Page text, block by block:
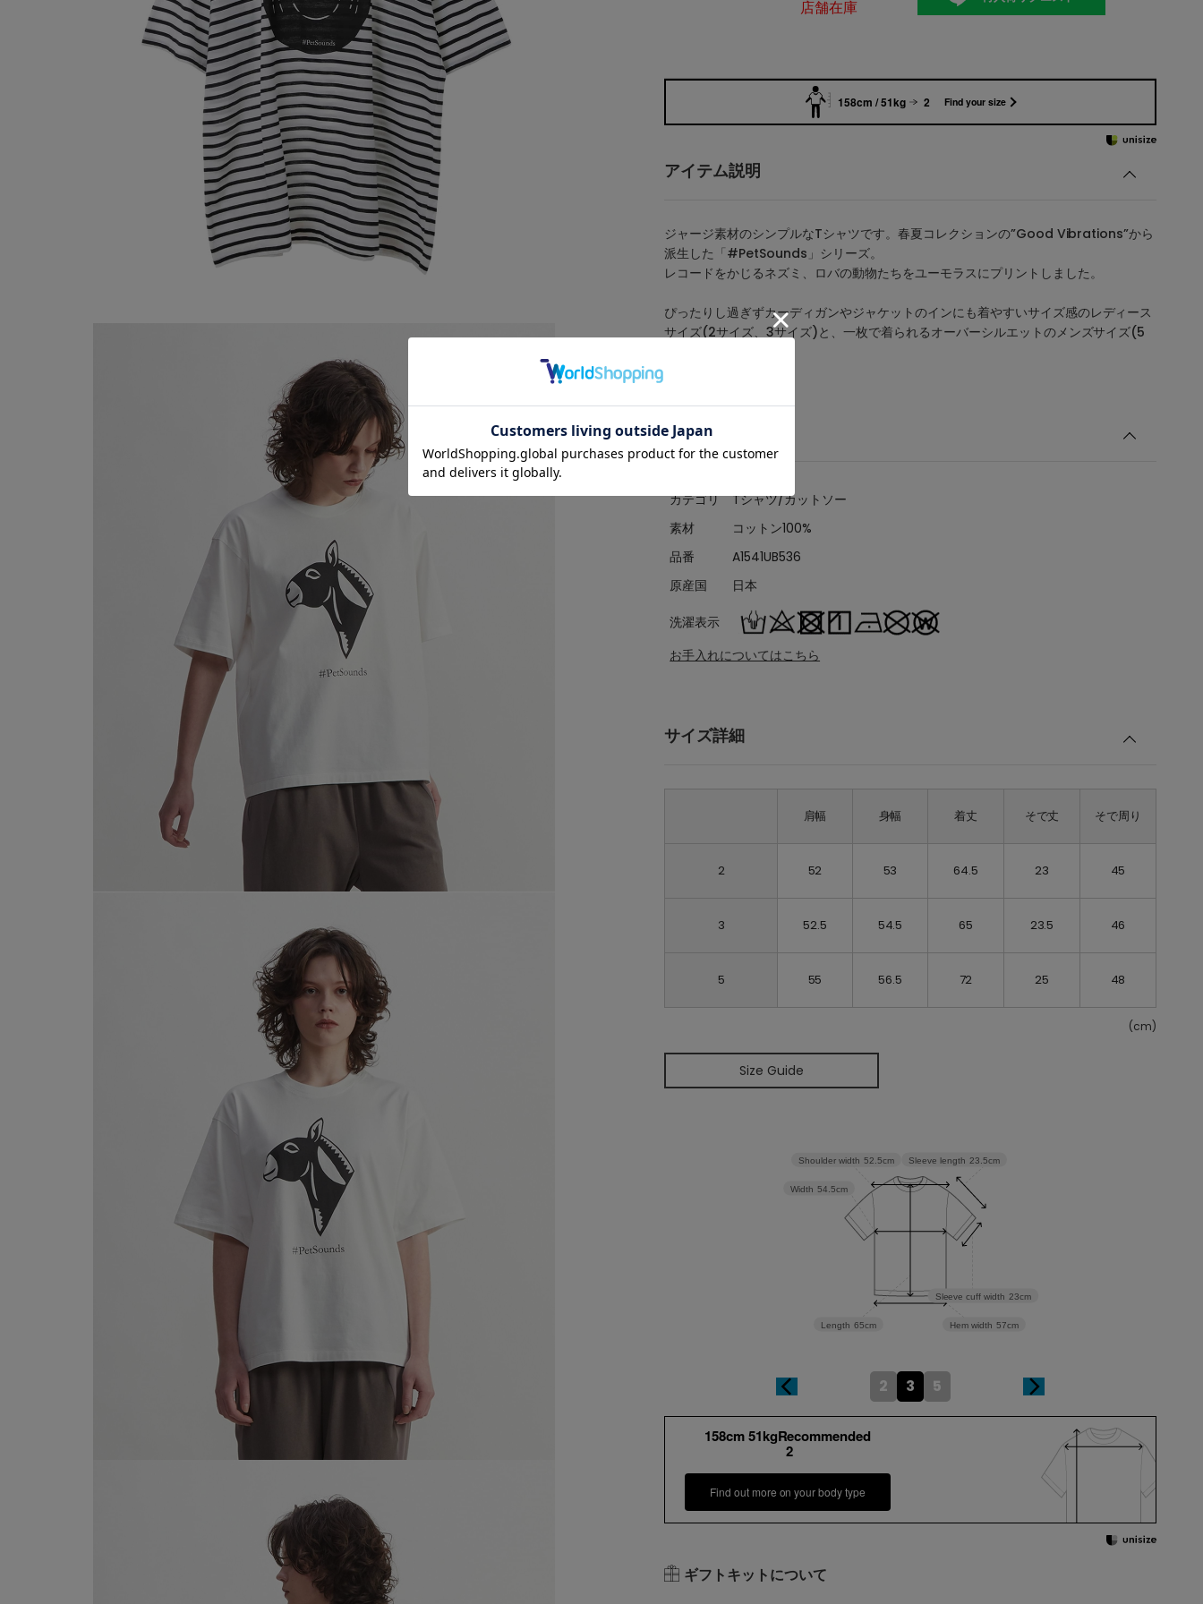
店舗在庫
158cm / 51kg 2 Find your size
アイテム説明
ジャージ素材のシンプルなTシャツです。春夏コレクションの”Good Vibrations”から
派生した「#PetSounds」シリーズ。
レコードをかじるネズミ、ロバの動物たちをユーモラスにプリントしました。
ぴったりし過ぎずカーディガンやジャケットのインにも着やすいサイズ感のレディース
サイズ(2サイズ、3サイズ)と、一枚で着られるオーバーシルエットのメンズサイズ(5
アイテム詳細
カテゴリ
Tシャツ/カットソー
素材
コットン100%
品番
A1541UB536
原産国
日本
洗濯表示
お手入れについてはこちら
サイズ詳細
肩幅 身幅 着丈 そで丈 そで周り
2 52 53 64.5 23 45
3 52.5 54.5 65 23.5 46
5 55 56.5 72 25 48
(cm)
Size Guide
Hem width 57cm
Sleeve cuff width 23cm
Sleeve length 23.5cm
Length 65cm
Width 54.5cm
Shoulder width 52.5cm
2 3 5
158cm 51kgRecommended
2
Find out more on your body type
ギフトキットについて